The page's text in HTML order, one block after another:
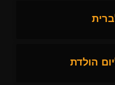
הולדת